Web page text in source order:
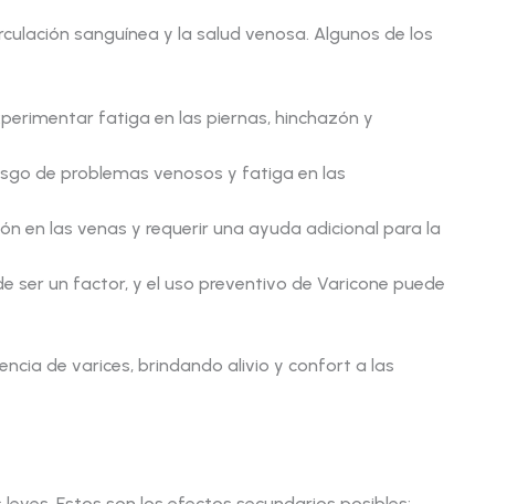
sanguínea y la salud venosa. Algunos de los
fatiga en las piernas, hinchazón y
de problemas venosos y fatiga en las
en las venas y requerir una ayuda adicional para la
ser un factor, y el uso preventivo de Varicone puede
de varices, brindando alivio y confort a las